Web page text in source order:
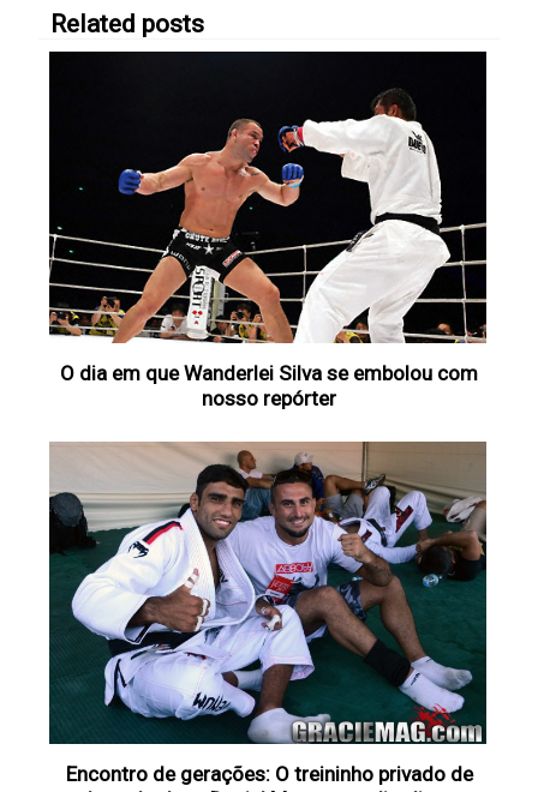
Related posts
O dia em que Wanderlei Silva se embolou com
nosso repórter
Encontro de gerações: O treininho privado de